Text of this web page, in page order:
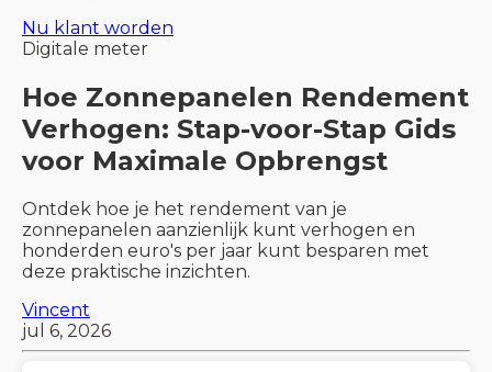
Nu klant worden
Digitale meter
Hoe Zonnepanelen Rendement
Verhogen: Stap-voor-Stap Gids
voor Maximale Opbrengst
Ontdek hoe je het rendement van je
zonnepanelen aanzienlijk kunt verhogen en
honderden euro's per jaar kunt besparen met
deze praktische inzichten.
Vincent
jul 6, 2026